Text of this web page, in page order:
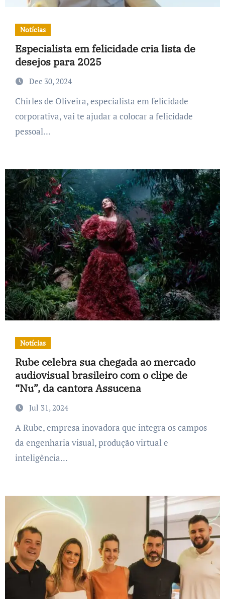
Notícias
Especialista em felicidade cria lista de
desejos para 2025
Dec 30, 2024
Chirles de Oliveira, especialista em felicidade
corporativa, vai te ajudar a colocar a felicidade
pessoal...
Notícias
Rube celebra sua chegada ao mercado
audiovisual brasileiro com o clipe de
“Nu”, da cantora Assucena
Jul 31, 2024
A Rube, empresa inovadora que integra os campos
da engenharia visual, produção virtual e
inteligência...